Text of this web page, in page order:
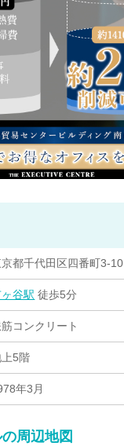
都千代田区四番町3-10
谷駅 徒歩5分
コンクリート
5階
年3月
周辺地図